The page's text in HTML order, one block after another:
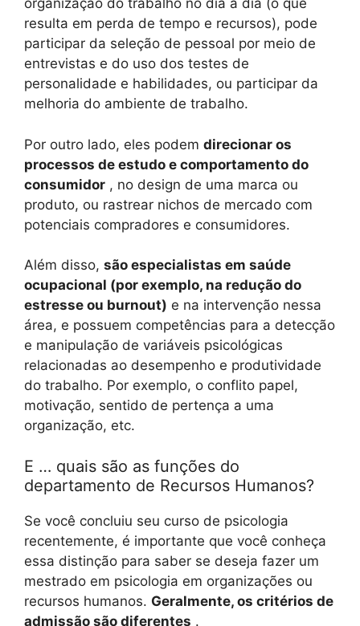
organização do trabalho no dia a dia (o que
resulta em perda de tempo e recursos), pode
participar da seleção de pessoal por meio de
entrevistas e do uso dos testes de
personalidade e habilidades, ou participar da
melhoria do ambiente de trabalho.
Por outro lado, eles podem direcionar os
processos de estudo e comportamento do
consumidor , no design de uma marca ou
produto, ou rastrear nichos de mercado com
potenciais compradores e consumidores.
Além disso, são especialistas em saúde
ocupacional (por exemplo, na redução do
estresse ou burnout) e na intervenção nessa
área, e possuem competências para a detecção
e manipulação de variáveis ​​psicológicas
relacionadas ao desempenho e produtividade
do trabalho. Por exemplo, o conflito papel,
motivação, sentido de pertença a uma
organização, etc.
E … quais são as funções do
departamento de Recursos Humanos?
Se você concluiu seu curso de psicologia
recentemente, é importante que você conheça
essa distinção para saber se deseja fazer um
mestrado em psicologia em organizações ou
recursos humanos. Geralmente, os critérios de
admissão são diferentes .